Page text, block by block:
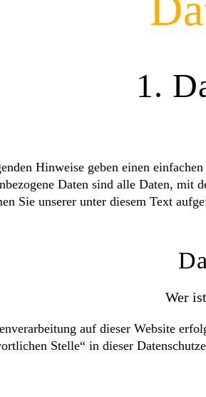
1.
Hinweise geben einen
Daten sind alle Daten,
Sie unserer unter diesem Text
Wer
auf dieser Website
Stelle“ in dieser